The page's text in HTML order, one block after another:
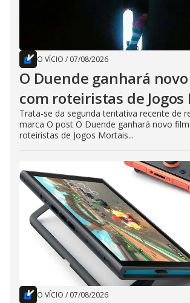
O VÍCIO / 07/08/2026
O Duende ganhará
com roteiristas de
Trata-se da segunda tentativa recente de
marca O post O Duende ganhará novo
roteiristas de Jogos Mortais...
O VÍCIO / 07/08/2026